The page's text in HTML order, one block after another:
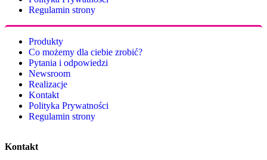
Regulamin strony
Produkty
Co możemy dla ciebie zrobić?
Pytania i odpowiedzi
Newsroom
Realizacje
Kontakt
Polityka Prywatności
Regulamin strony
Kontakt